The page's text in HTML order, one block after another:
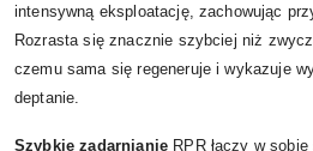
intensywną eksploatację, zachowując
Rozrasta się znacznie szybciej niż
czemu sama się regeneruje i wykazuje
deptanie.
Szybkie zadarnianie RPR łączy w